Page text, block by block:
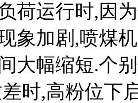
运行时,因为
象加剧,喷煤
大幅缩短.个
时,高粉位下